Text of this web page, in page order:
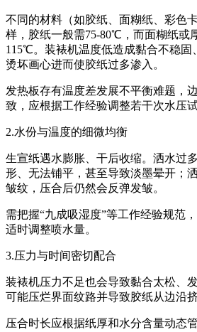
不同的材料（如胶纸、面糊纸、彩色
样，胶纸一般需75-80℃，而面糊纸或
115℃。装裱机温度低造成黏合不稳固
烫坏画心进而使胶纸过多渗入。
发热板存有温度差发展不平衡难题，
致，应根据工作经验调整若干次水压试
2.水份与温度的细微均衡
生宣纸遇水膨胀、干后收缩。洒水过
形、无法铺平，甚至导致淡墨晕开；
皱纹，压合后仍然会反弹发皱。
需把握“九成吸湿度”等工作经验规范
适时调整喷水量。
3.压力与时间密切配合
装裱机压力不足也会导致黏合太松、
可能压烂界面纹路并导致胶纸从边沿
压合时长应根据纸厚和水分含量动态